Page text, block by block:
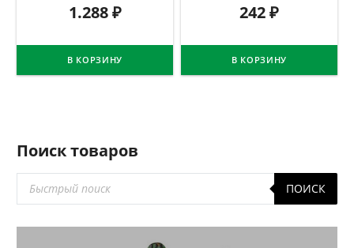
1.288₽
В КОРЗИНУ
242₽
В КОРЗИНУ
Поиск товаров
товаров
ПОИСК